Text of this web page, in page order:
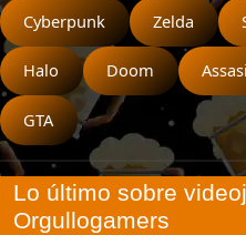
Cyberpunk Zelda
Halo Doom
GTA
Lo último sobre
Orgullogamers